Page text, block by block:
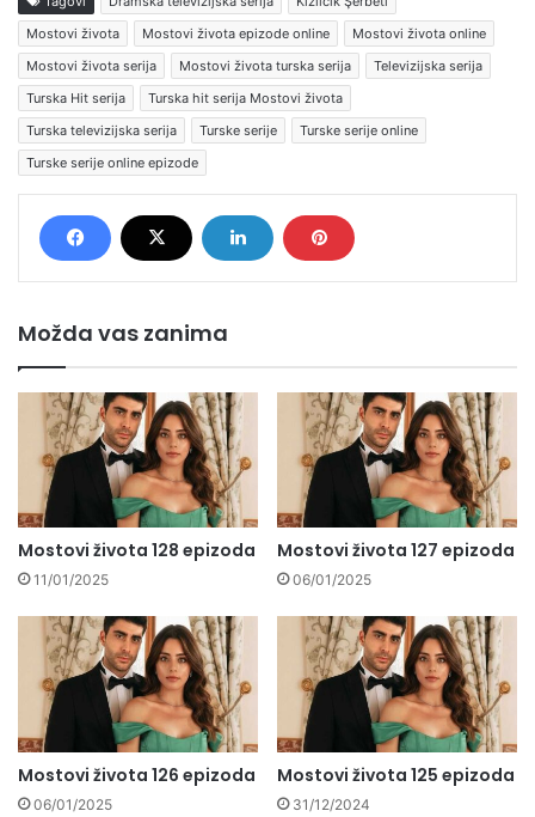
Mostovi života
Mostovi života epizode online
Mostovi života online
Mostovi života serija
Mostovi života turska serija
Televizijska serija
Turska Hit serija
Turska hit serija Mostovi života
Turska televizijska serija
Turske serije
Turske serije online
Turske serije online epizode
Možda vas zanima
Mostovi života 128 epizoda
11/01/2025
Mostovi života 127 epizoda
06/01/2025
Mostovi života 126 epizoda
06/01/2025
Mostovi života 125 epizoda
31/12/2024